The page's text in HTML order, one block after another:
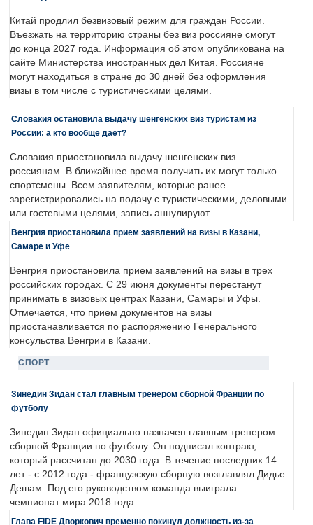
Китай продлил безвизовый режим для граждан России.
Въезжать на территорию страны без виз россияне смогут
до конца 2027 года. Информация об этом опубликована на
сайте Министерства иностранных дел Китая. Россияне
могут находиться в стране до 30 дней без оформления
визы в том числе с туристическими целями.
Словакия остановила выдачу шенгенских виз туристам из
России: а кто вообще дает?
Словакия приостановила выдачу шенгенских виз
россиянам. В ближайшее время получить их могут только
спортсмены. Всем заявителям, которые ранее
зарегистрировались на подачу с туристическими, деловыми
или гостевыми целями, запись аннулируют.
Венгрия приостановила прием заявлений на визы в Казани,
Самаре и Уфе
Венгрия приостановила прием заявлений на визы в трех
российских городах. С 29 июня документы перестанут
принимать в визовых центрах Казани, Самары и Уфы.
Отмечается, что прием документов на визы
приостанавливается по распоряжению Генерального
консульства Венгрии в Казани.
СПОРТ
Зинедин Зидан стал главным тренером сборной Франции по
футболу
Зинедин Зидан официально назначен главным тренером
сборной Франции по футболу. Он подписал контракт,
который рассчитан до 2030 года. В течение последних 14
лет - с 2012 года - французскую сборную возглавлял Дидье
Дешам. Под его руководством команда выиграла
чемпионат мира 2018 года.
Глава FIDE Дворкович временно покинул должность из-за